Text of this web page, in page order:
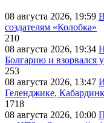
08 августа 2026, 19:59
создателям «Колобка»
210
08 августа 2026, 19:34
Болгарию и взорвался
253
08 августа 2026, 13:47
Геленджике,
1718
08 августа 2026, 10:00